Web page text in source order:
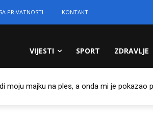
PRIVATNOSTI KONTAKT
VIJESTI SPORT ZDRAVLJE
moju majku na ples, a onda mi je pokazao